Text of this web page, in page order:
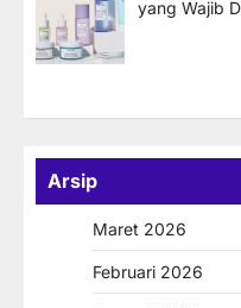
yang Wajib
Arsip
Maret 2026
Februari 2026